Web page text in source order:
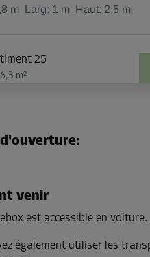
m Larg: 1 m Haut: 2,5 m
25
m²
26
:
venir
est accessible en voiture.
également utiliser les